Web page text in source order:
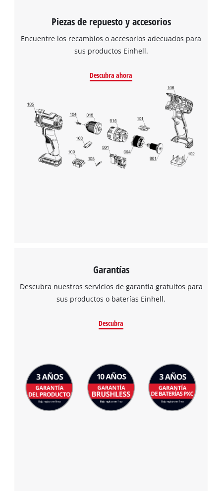
Piezas de repuesto y accesorios
Encuentre los recambios o accesorios adecuados para
sus productos Einhell.
Descubra ahora
Garantías
Descubra nuestros servicios de garantía gratuitos para
sus productos o baterías Einhell.
Descubra